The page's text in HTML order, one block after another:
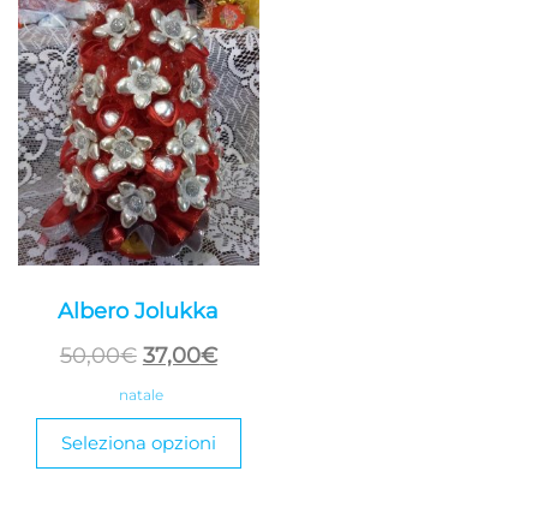
Albero Jolukka
50,00€ Il
prezzo
originale
era:
37,00€Il
attuale
natale
Seleziona opzioni